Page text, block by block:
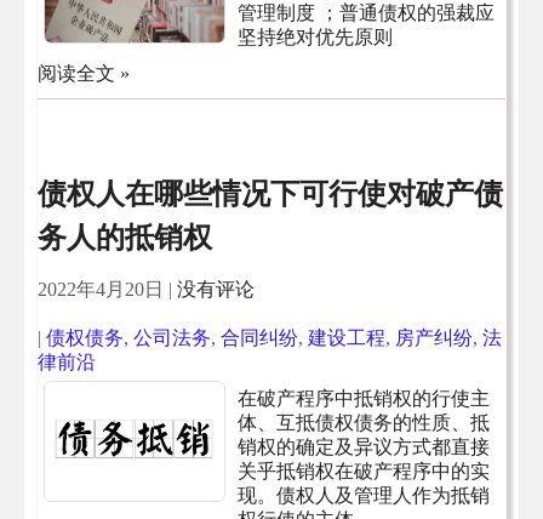
管理制度 ；普通债权的强裁应
坚持绝对优先原则
阅读全文 »
债权人在哪些情况下可行使对破产债
务人的抵销权
2022年4月20日 | 没有评论
| 债权债务, 公司法务, 合同纠纷, 建设工程, 房产纠纷, 法
律前沿
在破产程序中抵销权的行使主
体、互抵债权债务的性质、抵
销权的确定及异议方式都直接
关乎抵销权在破产程序中的实
现。债权人及管理人作为抵销